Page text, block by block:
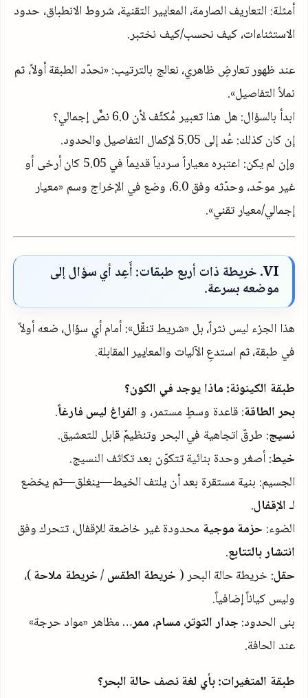
أمثلة: التعاريف الصارمة، المعايير التقنية، شروط الانطباق، حدود
الاستثناءات، كيف نحسب/كيف نختبر.
عند ظهور تعارضٍ ظاهري، نعالج بالترتيب: «نحدّد الطبقة أولاً، ثم
نملأ التفاصيل».
ابدأ بالسؤال: هل هذا تعبير مُكثّف لأن 6.0 نصٌّ إجمالي؟
إن كان كذلك: عُد إلى 5.05لإكمال التفاصيل والحدود.
وإن لم يكن: اعتبره معياراً سردياً قديماً في 5.05 كان أرخى أو
غير موحّد، وحدّثه وفق6.0، وضع في الإخراج وسم «معيار
إجمالي/معيار تقني».
VI. خريطة ذات أربع طبقات: أَعِد أي سؤال إلى
موضعه بسرعة.
هذا الجزء ليس نثراً، بل «شريط تنقّل»: أمام أي سؤال، ضعه أولاً
في طبقة، ثم استدعِ الآليات والمعايير المقابلة.
طبقة الكينونة: ماذا يوجد في الكون؟
بحر الطاقة: قاعدة وسطٍ مستمر، والفراغ ليس فارغاً.
نسيج: طرقٌ اتجاهية في البحر وتنظيمٌ قابل للتعشيق.
خيط: أصغر وحدة بنائية تتكوّن بعد تكاثف النسيج.
الجسيم: بنية مستقرة بعد أن يلتف الخيط—ينغلق—ثم يخضع
لـ الإقفال.
الضوء: حزمة موجية محدودة غير خاضعة للإقفال، تتحرك وفق
انتشار بالتتابع.
حقل: خريطة حالة البحر ( خريطة الطقس /خريطة ملاحة)،
وليس كياناً إضافياً.
بنى الحدود: جدار التوتر، مسام، ممر… مظاهر «مواد حرجة»
عند الحافة.
طبقة المتغيرات: بأي لغة نصف حالة البحر؟